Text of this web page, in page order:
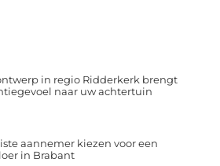
in regio Ridderkerk brengt
naar uw achtertuin
aannemer kiezen voor een
in Brabant